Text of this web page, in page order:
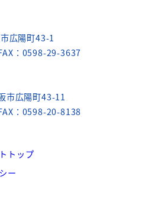
広陽町43-1
：0598-29-3637
広陽町43-11
：0598-20-8138
トップ
ー